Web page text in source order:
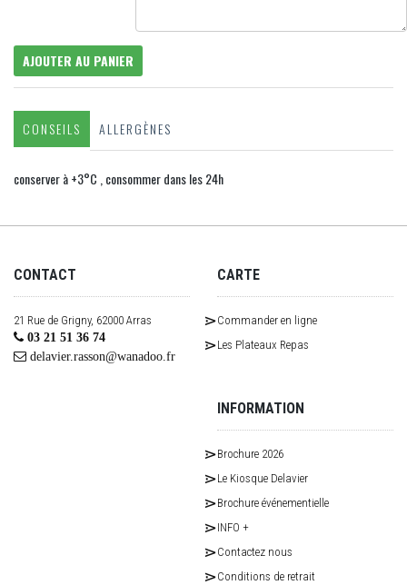
AJOUTER AU PANIER
CONSEILS ALLERGÈNES
conserver à +3°C , consommer dans les 24h
CONTACT
21 Rue de Grigny, 62000 Arras
03 21 51 36 74
delavier.rasson@wanadoo.fr
CARTE
Commander en ligne
Les Plateaux Repas
INFORMATION
Brochure 2026
Le Kiosque Delavier
Brochure événementielle
INFO +
Contactez nous
Conditions de retrait